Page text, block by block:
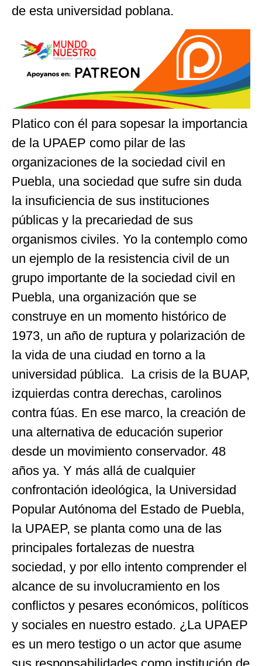
de esta universidad poblana.
Platico con él para sopesar la importancia
de la UPAEP como pilar de las
organizaciones de la sociedad civil en
Puebla, una sociedad que sufre sin duda
la insuficiencia de sus instituciones
públicas y la precariedad de sus
organismos civiles. Yo la contemplo como
un ejemplo de la resistencia civil de un
grupo importante de la sociedad civil en
Puebla, una organización que se
construye en un momento histórico de
1973, un año de ruptura y polarización de
la vida de una ciudad en torno a la
universidad pública. La crisis de la BUAP,
izquierdas contra derechas, carolinos
contra fúas. En ese marco, la creación de
una alternativa de educación superior
desde un movimiento conservador. 48
años ya. Y más allá de cualquier
confrontación ideológica, la Universidad
Popular Autónoma del Estado de Puebla,
la UPAEP, se planta como una de las
principales fortalezas de nuestra
sociedad, y por ello intento comprender el
alcance de su involucramiento en los
conflictos y pesares económicos, políticos
y sociales en nuestro estado. ¿La UPAEP
es un mero testigo o un actor que asume